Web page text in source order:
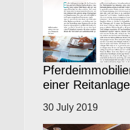
einer
30 July 2019